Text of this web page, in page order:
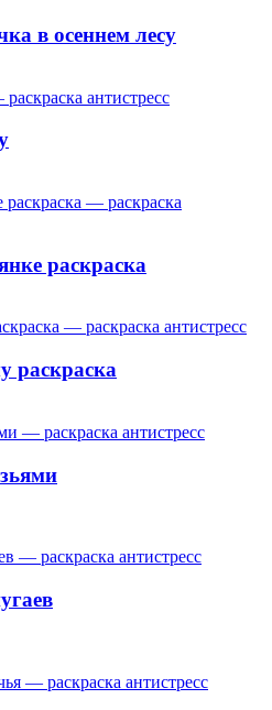
в осеннем лесу
раскраска
раскраска